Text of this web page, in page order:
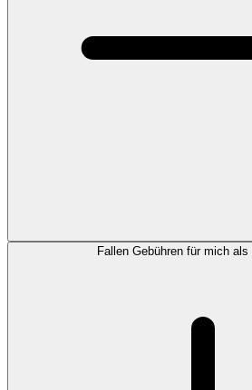
Fallen Gebühren für mich